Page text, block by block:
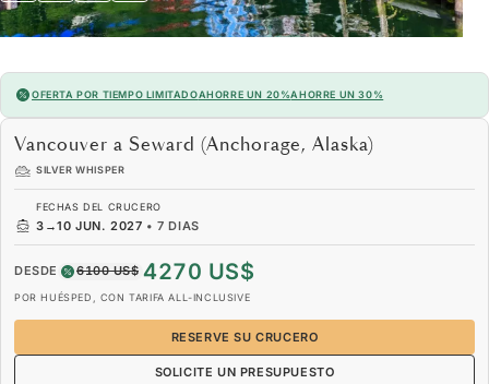
OFERTA POR TIEMPO LIMITADOAHORRE UN 20%AHORRE UN 30%
Vancouver a Seward (Anchorage, Alaska)
SILVER WHISPER
FECHAS DEL CRUCERO
3 →10 JUN. 2027 •7 DIAS
DESDE 6100 US$ 4270 US$
POR HUÉSPED, CON TARIFA ALL-INCLUSIVE
RESERVE SU CRUCERO
SOLICITE UN PRESUPUESTO